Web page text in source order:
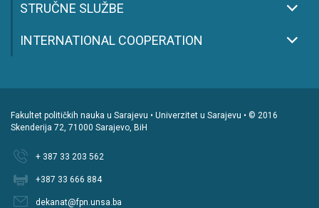
STRUČNE SLUŽBE
INTERNATIONAL COOPERATION
Fakultet političkih nauka u Sarajevu • Univerzitet u Sarajevu • © 2016
Skenderija 72, 71000 Sarajevo, BiH
+ 387 33 203 562
+387 33 666 884
dekanat@fpn.unsa.ba